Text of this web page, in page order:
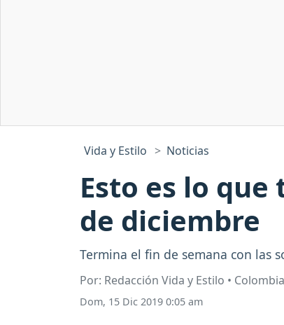
Vida y Estilo Noticias
Esto es lo
de diciembre
Termina el fin de semana con las
Por: Redacción Vida y Estilo •
Dom, 15 Dic 2019 0:05 am